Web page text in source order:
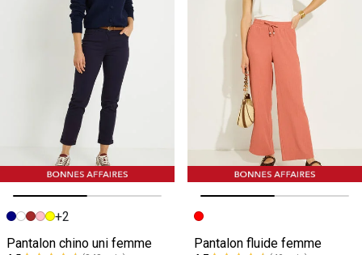
Image précédente
Image suivante
+2
Pantalon chino uni femme
Image précédente
Image suivante
Pantalon fluide femme